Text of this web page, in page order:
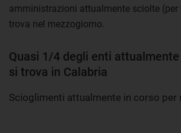
amministrazioni attualmente sciolte
trova nel mezzogiorno.
Quasi 1/4 degli enti
si trova in Calabria
Scioglimenti attualmente in corso per